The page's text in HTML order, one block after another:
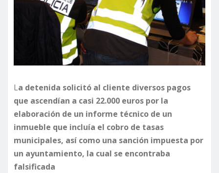
La detenida solicitó al cliente diversos pagos
que ascendían a casi 22.000 euros por la
elaboración de un informe técnico de un
inmueble que incluía el cobro de tasas
municipales, así como una sanción impuesta por
un ayuntamiento, la cual se encontraba
falsificada